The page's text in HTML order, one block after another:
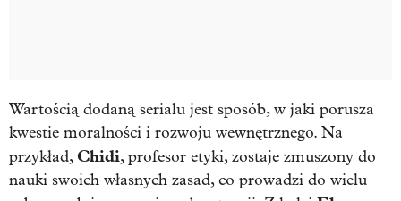
Wartością dodaną serialu jest sposób, w jaki porusza
kwestie moralności i rozwoju wewnętrznego. Na
przykład, Chidi, profesor etyki, zostaje zmuszony do
nauki swoich własnych zasad, co prowadzi do wielu